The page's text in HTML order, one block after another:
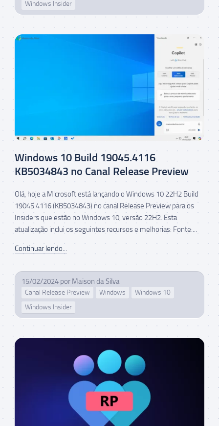
Windows Insider
Windows 10 Build 19045.4116
KB5034843 no Canal Release Preview
Olá, hoje a Microsoft está lançando o Windows 10 22H2 Build
19045.4116 (KB5034843) no canal Release Preview para os
Insiders que estão no Windows 10, versão 22H2. Esta
atualização inclui os seguintes recursos e melhorias: Fonte:...
Continuar lendo...
15/02/2024 por Maison da Silva
Canal Release Preview Windows
Windows 10
Windows Insider